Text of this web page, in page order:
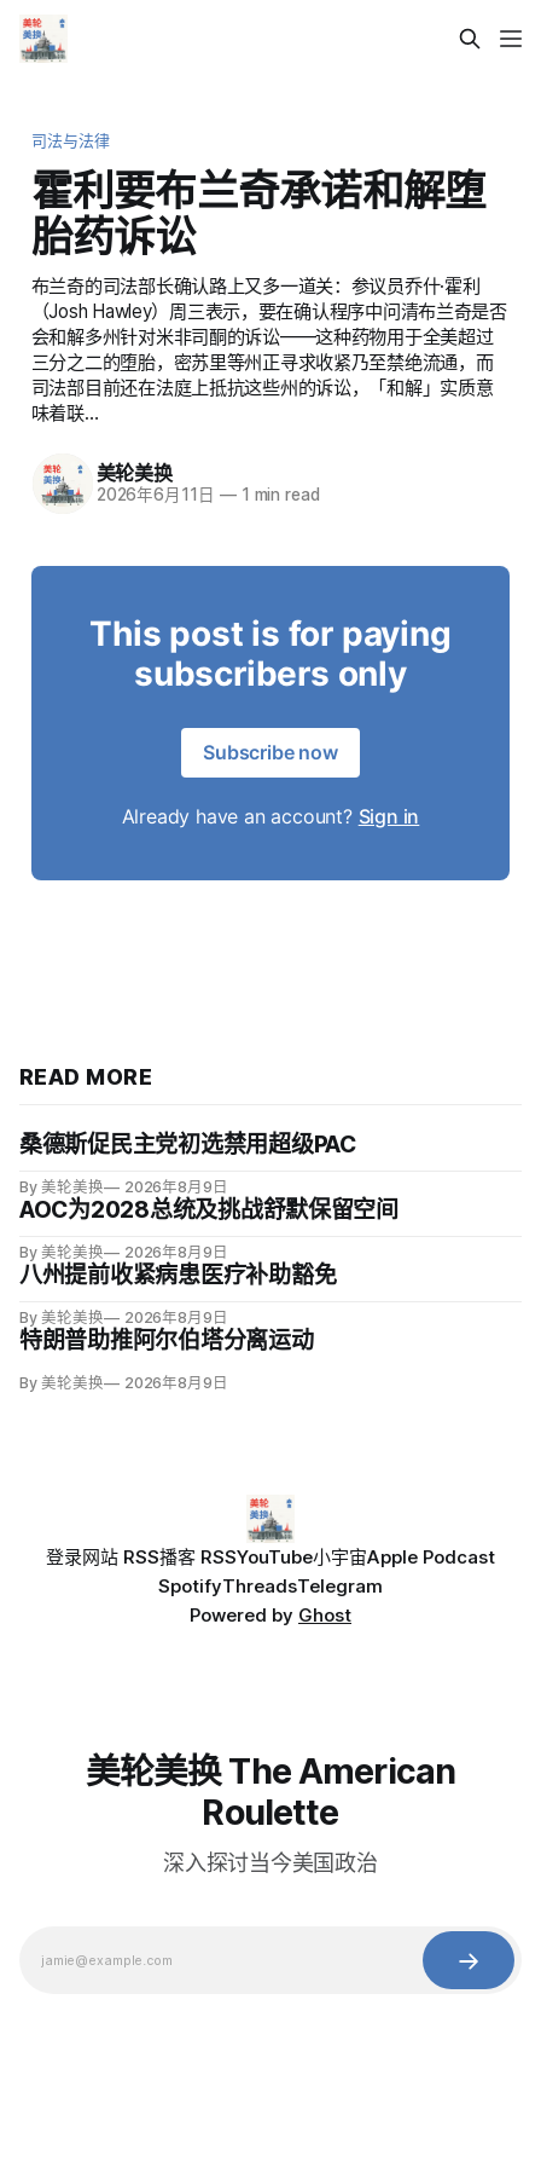
司法与法律
霍利要布兰奇承诺和解堕
胎药诉讼
布兰奇的司法部长确认路上又多一道关：参议员乔什·霍利
（Josh Hawley）周三表示，要在确认程序中问清布兰奇是否
会和解多州针对米非司酮的诉讼——这种药物用于全美超过
三分之二的堕胎，密苏里等州正寻求收紧乃至禁绝流通，而
司法部目前还在法庭上抵抗这些州的诉讼，「和解」实质意
味着联…
美轮美换
2026年6月11日 —1 min read
This post is for paying
subscribers only
Subscribe now
Already have an account? Sign in
READ MORE
桑德斯促民主党初选禁用超级PAC
By 美轮美换 2026年8月9日
AOC为2028总统及挑战舒默保留空间
By 美轮美换 2026年8月9日
八州提前收紧病患医疗补助豁免
By 美轮美换 2026年8月9日
特朗普助推阿尔伯塔分离运动
By 美轮美换 2026年8月9日
登录网站 RSS播客 RSSYouTube小宇宙Apple Podcast
SpotifyThreadsTelegram
Powered by Ghost
美轮美换 The American
Roulette
深入探讨当今美国政治